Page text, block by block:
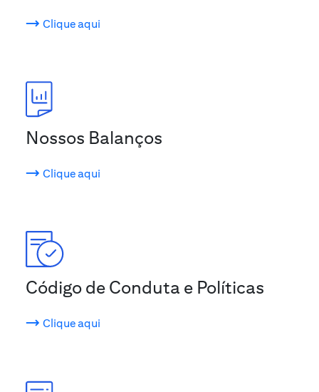
Clique aqui
Nossos Balanços
Clique aqui
Código de Conduta e Políticas
Clique aqui